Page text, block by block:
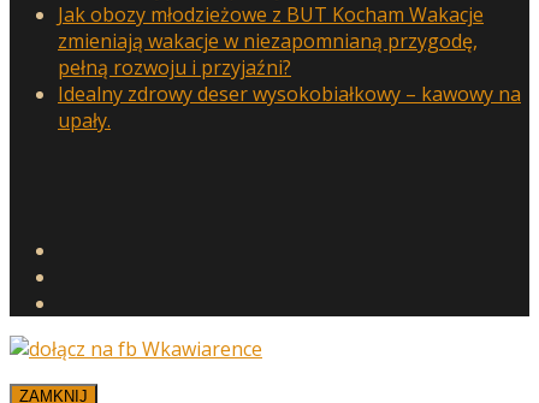
Jak obozy młodzieżowe z BUT Kocham Wakacje
zmieniają wakacje w niezapomnianą przygodę,
pełną rozwoju i przyjaźni?
Idealny zdrowy deser wysokobiałkowy – kawowy na
upały.
ZAMKNIJ